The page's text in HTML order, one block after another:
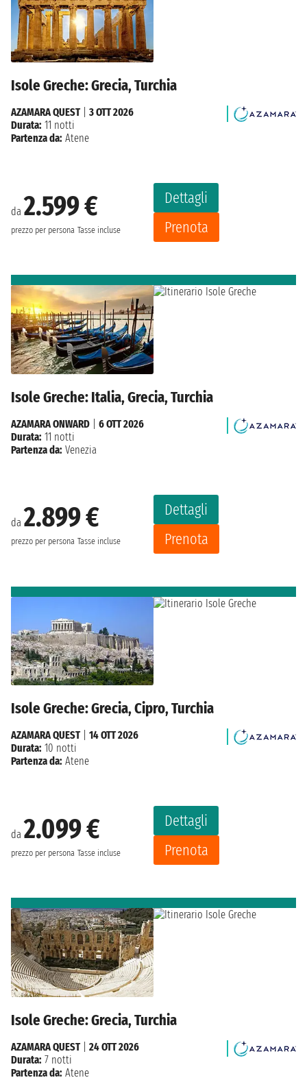
Isole Greche: Grecia, Turchia
da 2.599 €
prezzo per persona Tasse incluse
Dettagli
Prenota
AZAMARA QUEST| 3 OTT 2026
Durata: 11 notti
Partenza da: Atene
Isole Greche: Italia, Grecia, Turchia
da 2.899 €
prezzo per persona Tasse incluse
Dettagli
Prenota
AZAMARA ONWARD
6 OTT 2026
Durata: 11 notti
Partenza da: Venezia
Isole Greche: Grecia, Cipro, Turchia
da 2.099 €
prezzo per persona Tasse incluse
Dettagli
Prenota
AZAMARA QUEST| 14 OTT 2026
Durata: 10 notti
Partenza da: Atene
Isole Greche: Grecia, Turchia
AZAMARA QUEST| 24 OTT 2026
Durata: 7 notti
Partenza da: Atene